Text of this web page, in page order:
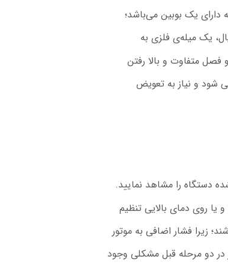
یک بوبین می‌باشد؛
یک‌ میله‌ی فلزی به
فصل متفاوت و بالا رفتن
شود و نیاز به تعویض
دستگاه را مشاهد نمایید.
یا روی دمای بالایی تنظیم
زیرا فشار اضافی به موتور
در دو مرحله قبل مشکلی وجود